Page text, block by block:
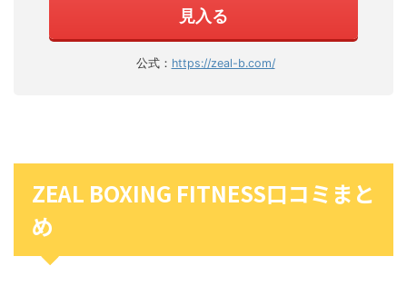
見入る
公式： https://zeal-b.com/
ZEAL BOXING FITNESS口コミまと
め